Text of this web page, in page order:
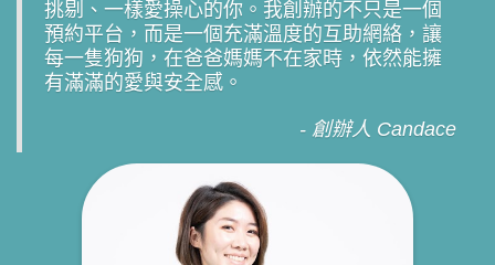
挑剔、一樣愛操心的你。我創辦的不只是一個
預約平台，而是一個充滿溫度的互助網絡，讓
每一隻狗狗，在爸爸媽媽不在家時，依然能擁
有滿滿的愛與安全感。
- 創辦人 Candace